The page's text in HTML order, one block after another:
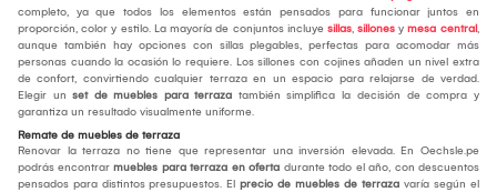
completo, ya que todos los elementos están pensados para funcionar juntos en
proporción, color y estilo. La mayoría de conjuntos incluye sillas, sillones y mesa central,
aunque también hay opciones con sillas plegables, perfectas para acomodar más
personas cuando la ocasión lo requiere. Los sillones con cojines añaden un nivel extra
de confort, convirtiendo cualquier terraza en un espacio para relajarse de verdad.
Elegir un set de muebles para terraza también simplifica la decisión de compra y
garantiza un resultado visualmente uniforme.
Remate de muebles de terraza
Renovar la terraza no tiene que representar una inversión elevada. En Oechsle.pe
podrás encontrar muebles para terraza en oferta durante todo el año, con descuentos
pensados para distintos presupuestos. El precio de muebles de terraza varía según el